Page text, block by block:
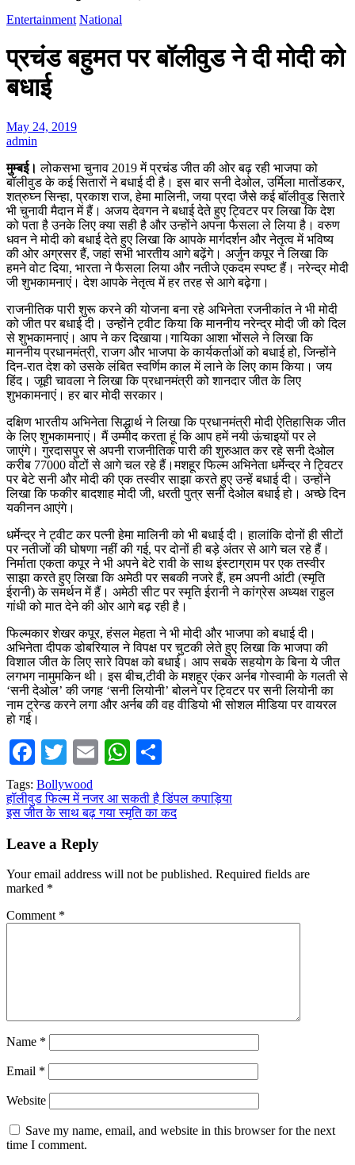
Entertainment National
प्रचंड बहुमत पर बॉलीवुड ने दी मोदी को
बधाई
May 24, 2019
admin
मुम्बई। लोकसभा चुनाव 2019 में प्रचंड जीत की ओर बढ़ रही भाजपा को
बॉलीवुड के कई सितारों ने बधाई दी है। इस बार सनी देओल, उर्मिला मातोंडकर,
शत्रुघ्न सिन्हा, प्रकाश राज, हेमा मालिनी, जया प्रदा जैसे कई बॉलीवुड सितारे
भी चुनावी मैदान में हैं। अजय देवगन ने बधाई देते हुए ट्विटर पर लिखा कि देश
को पता है उनके लिए क्या सही है और उन्होंने अपना फैसला ले लिया है। वरुण
धवन ने मोदी को बधाई देते हुए लिखा कि आपके मार्गदर्शन और नेतृत्व में भविष्य
की ओर अग्रसर हैं, जहां सभी भारतीय आगे बढ़ेंगे। अर्जुन कपूर ने लिखा कि
हमने वोट दिया, भारता ने फैसला लिया और नतीजे एकदम स्पष्ट हैं। नरेन्द्र मोदी
जी शुभकामनाएं। देश आपके नेतृत्व में हर तरह से आगे बढ़ेगा।
राजनीतिक पारी शुरू करने की योजना बना रहे अभिनेता रजनीकांत ने भी मोदी
को जीत पर बधाई दी। उन्होंने ट्वीट किया कि माननीय नरेन्द्र मोदी जी को दिल
से शुभकामनाएं। आप ने कर दिखाया।गायिका आशा भोंसले ने लिखा कि
माननीय प्रधानमंत्री, राजग और भाजपा के कार्यकर्ताओं को बधाई हो, जिन्होंने
दिन-रात देश को उसके लंबित स्वर्णिम काल में लाने के लिए काम किया। जय
हिंद। जूही चावला ने लिखा कि प्रधानमंत्री को शानदार जीत के लिए
शुभकामनाएं। हर बार मोदी सरकार।
दक्षिण भारतीय अभिनेता सिद्धार्थ ने लिखा कि प्रधानमंत्री मोदी ऐतिहासिक जीत
के लिए शुभकामनाएं। मैं उम्मीद करता हूं कि आप हमें नयी ऊंचाइयों पर ले
जाएंगे। गुरदासपुर से अपनी राजनीतिक पारी की शुरुआत कर रहे सनी देओल
करीब 77000 वोटों से आगे चल रहे हैं।मशहूर फिल्म अभिनेता धर्मेन्द्र ने ट्विटर
पर बेटे सनी और मोदी की एक तस्वीर साझा करते हुए उन्हें बधाई दी। उन्होंने
लिखा कि फकीर बादशाह मोदी जी, धरती पुत्र सनी देओल बधाई हो। अच्छे दिन
यकीनन आएंगे।
धर्मेन्द्र ने ट्वीट कर पत्नी हेमा मालिनी को भी बधाई दी। हालांकि दोनों ही सीटों
पर नतीजों की घोषणा नहीं की गई, पर दोनों ही बड़े अंतर से आगे चल रहे हैं।
निर्माता एकता कपूर ने भी अपने बेटे रावी के साथ इंस्टाग्राम पर एक तस्वीर
साझा करते हुए लिखा कि अमेठी पर सबकी नजरे हैं, हम अपनी आंटी (स्मृति
ईरानी) के समर्थन में हैं। अमेठी सीट पर स्मृति ईरानी ने कांग्रेस अध्यक्ष राहुल
गांधी को मात देने की ओर आगे बढ़ रही है।
फिल्मकार शेखर कपूर, हंसल मेहता ने भी मोदी और भाजपा को बधाई दी।
अभिनेता दीपक डोबरियाल ने विपक्ष पर चुटकी लेते हुए लिखा कि भाजपा की
विशाल जीत के लिए सारे विपक्ष को बधाई। आप सबके सहयोग के बिना ये जीत
लगभग नामुमकिन थी। इस बीच,टीवी के मशहूर एंकर अर्नब गोस्वामी के गलती से
‘सनी देओल’ की जगह ‘सनी लियोनी’ बोलने पर ट्विटर पर सनी लियोनी का
नाम ट्रेन्ड करने लगा और अर्नब की वह वीडियो भी सोशल मीडिया पर वायरल
हो गई।
Facebook
TwitterEmailWhatsApp
Tags: Bollywood
Post
navigation
हॉलीवुड फिल्म में नजर आ सकती है डिंपल कपाड़िया
इस जीत के साथ बढ़ गया स्मृति का कद
Leave a Reply
Your email address will not be published. Required fields are
marked *
Comment *
Name *
Email *
Website
Save my name, email, and website in this browser for the next
time I comment.